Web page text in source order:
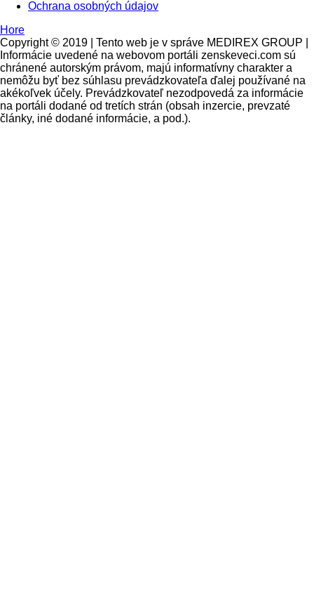
Ochrana osobných údajov
Hore
Copyright © 2019 | Tento web je v správe MEDIREX GROUP |
Informácie uvedené na webovom portáli zenskeveci.com sú
chránené autorským právom, majú informatívny charakter a
nemôžu byť bez súhlasu prevádzkovateľa ďalej používané na
akékoľvek účely. Prevádzkovateľ nezodpovedá za informácie
na portáli dodané od tretích strán (obsah inzercie, prevzaté
články, iné dodané informácie, a pod.).